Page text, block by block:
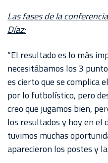
TOUR
ESTADIO
Las fases de la
Díaz:
“El resultado es lo más
necesitábamos los 3
es cierto que se complica
por lo futbolístico, pero
creo que jugamos bien,
los resultados y hoy en el
tuvimos muchas
aparecieron los postes y